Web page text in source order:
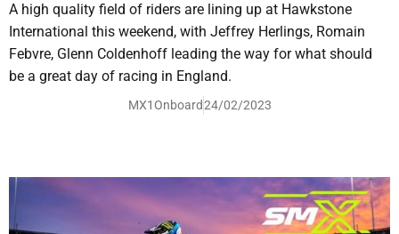
A high quality field of riders are lining up at Hawkstone
International this weekend, with Jeffrey Herlings, Romain
Febvre, Glenn Coldenhoff leading the way for what should
be a great day of racing in England.
MX1Onboard24/02/2023